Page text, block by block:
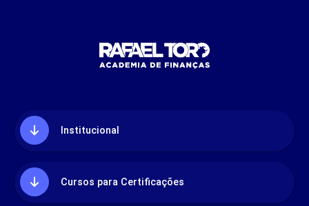
Institucional
Cursos para Certificações